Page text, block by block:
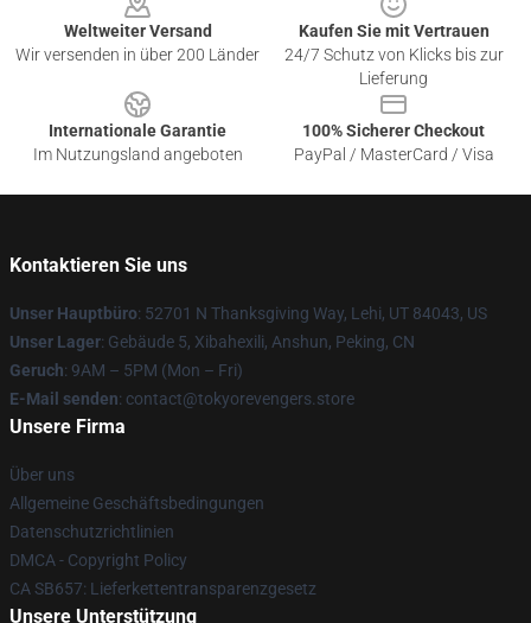
Weltweiter Versand
Wir versenden in über 200 Länder
Kaufen Sie mit Vertrauen
24/7 Schutz von Klicks bis zur
Lieferung
Internationale Garantie
Im Nutzungsland angeboten
100% Sicherer Checkout
PayPal / MasterCard / Visa
Kontaktieren Sie uns
Unser Hauptbüro: 52701 N Thanksgiving Way, Lehi, UT 84043, US
Unser Lager: Gebäude 5, Xibahexili, Anshun, Peking, CN
Geruch: 9AM – 5PM (Mon – Fri)
E-Mail senden: contact@tokyorevengers.store
Unsere Firma
Über uns
Allgemeine Geschäftsbedingungen
Datenschutzrichtlinien
DMCA - Copyright Policy
CA SB657: Lieferkettentransparenzgesetz
Unsere Unterstützung